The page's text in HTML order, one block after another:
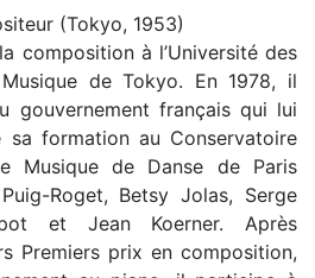
(Tokyo, 1953)
composition à l’Université des
de Tokyo. En 1978, il
gouvernement français qui lui
sa formation au Conservatoire
Musique de Danse de Paris
Roget, Betsy Jolas, Serge
et Jean Koerner. Après
Premiers prix en composition,